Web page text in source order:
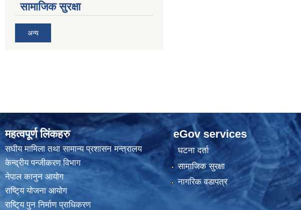
सामाजिक सुरक्षा
अन्य
महत्वपूर्ण लिंकहरु
स‌घीय मामिला तथा सामान्य प्रशासन मन्त्रालय
केन्द्रीय पन्जीकरण विभाग
नेपाल कानुन आयाेग
राष्टि्य याेजना आयाेग
राष्टि्य पुन निर्माण प्राधिकरण
eGov services
घटना दर्ता
सामाजिक सुरक्षा
नागरिक वडापत्र